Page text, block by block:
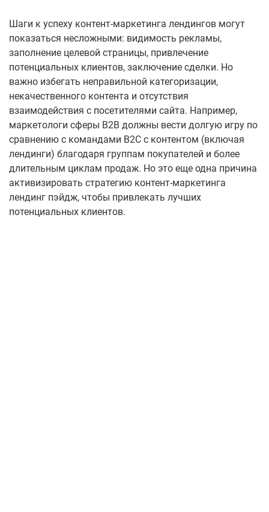
Шаги к успеху контент-маркетинга лендингов могут
показаться несложными: видимость рекламы,
заполнение целевой страницы, привлечение
потенциальных клиентов, заключение сделки. Но
важно избегать неправильной категоризации,
некачественного контента и отсутствия
взаимодействия с посетителями сайта. Например,
маркетологи сферы B2B должны вести долгую игру по
сравнению с командами B2C с контентом (включая
лендинги) благодаря группам покупателей и более
длительным циклам продаж. Но это еще одна причина
активизировать стратегию контент-маркетинга
лендинг пэйдж, чтобы привлекать лучших
потенциальных клиентов.